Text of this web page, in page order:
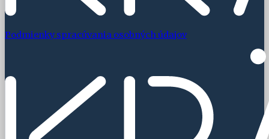
Podmienky spracúvania osobných údajov